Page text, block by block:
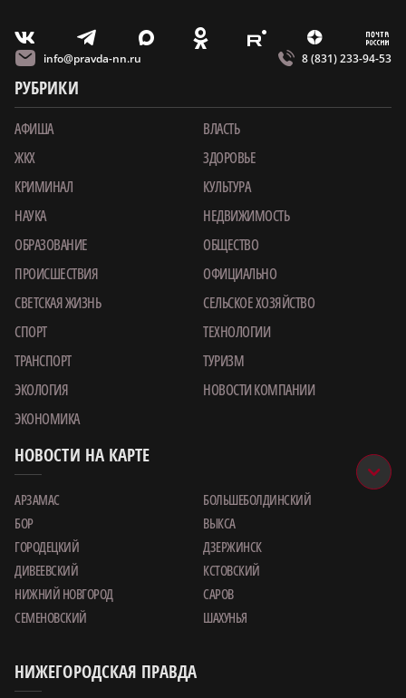
V T X O E Z m
info@pravda-nn.ru 8 (831) 233-94-53
РУБРИКИ
АФИША
ВЛАСТЬ
ЖКХ
ЗДОРОВЬЕ
КРИМИНАЛ
КУЛЬТУРА
НАУКА
НЕДВИЖИМОСТЬ
ОБРАЗОВАНИЕ
ОБЩЕСТВО
ПРОИСШЕСТВИЯ
ОФИЦИАЛЬНО
СВЕТСКАЯ ЖИЗНЬ
СЕЛЬСКОЕ ХОЗЯЙСТВО
СПОРТ
ТЕХНОЛОГИИ
ТРАНСПОРТ
ТУРИЗМ
ЭКОЛОГИЯ
НОВОСТИ КОМПАНИИ
ЭКОНОМИКА
НОВОСТИ НА КАРТЕ
АРЗАМАС
БОЛЬШЕБОЛДИНСКИЙ
БОР
ВЫКСА
ГОРОДЕЦКИЙ
ДЗЕРЖИНСК
ДИВЕЕВСКИЙ
КСТОВСКИЙ
НИЖНИЙ НОВГОРОД
САРОВ
СЕМЕНОВСКИЙ
ШАХУНЬЯ
НИЖЕГОРОДСКАЯ ПРАВДА